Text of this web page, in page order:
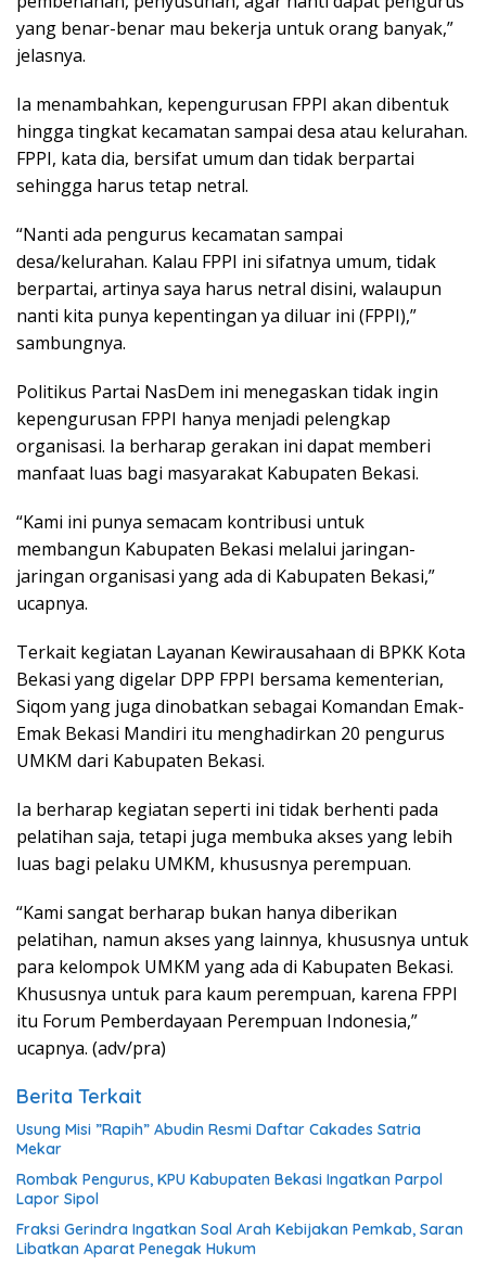
yang benar-benar mau bekerja untuk orang banyak,”
jelasnya.
Ia menambahkan, kepengurusan FPPI akan dibentuk
hingga tingkat kecamatan sampai desa atau kelurahan.
FPPI, kata dia, bersifat umum dan tidak berpartai
sehingga harus tetap netral.
“Nanti ada pengurus kecamatan sampai
desa/kelurahan. Kalau FPPI ini sifatnya umum, tidak
berpartai, artinya saya harus netral disini, walaupun
nanti kita punya kepentingan ya diluar ini (FPPI),”
sambungnya.
Politikus Partai NasDem ini menegaskan tidak ingin
kepengurusan FPPI hanya menjadi pelengkap
organisasi. Ia berharap gerakan ini dapat memberi
manfaat luas bagi masyarakat Kabupaten Bekasi.
“Kami ini punya semacam kontribusi untuk
membangun Kabupaten Bekasi melalui jaringan-
jaringan organisasi yang ada di Kabupaten Bekasi,”
ucapnya.
Terkait kegiatan Layanan Kewirausahaan di BPKK Kota
Bekasi yang digelar DPP FPPI bersama kementerian,
Siqom yang juga dinobatkan sebagai Komandan Emak-
Emak Bekasi Mandiri itu menghadirkan 20 pengurus
UMKM dari Kabupaten Bekasi.
Ia berharap kegiatan seperti ini tidak berhenti pada
pelatihan saja, tetapi juga membuka akses yang lebih
luas bagi pelaku UMKM, khususnya perempuan.
“Kami sangat berharap bukan hanya diberikan
pelatihan, namun akses yang lainnya, khususnya untuk
para kelompok UMKM yang ada di Kabupaten Bekasi.
Khususnya untuk para kaum perempuan, karena FPPI
itu Forum Pemberdayaan Perempuan Indonesia,”
ucapnya. (adv/pra)
Berita Terkait
Usung Misi ”Rapih” Abudin Resmi Daftar Cakades Satria
Mekar
Rombak Pengurus, KPU Kabupaten Bekasi Ingatkan Parpol
Lapor Sipol
Fraksi Gerindra Ingatkan Soal Arah Kebijakan Pemkab, Saran
Libatkan Aparat Penegak Hukum